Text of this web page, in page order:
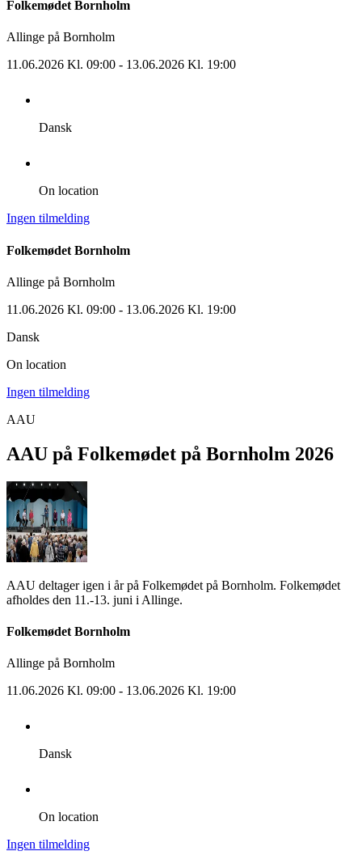
Folkemødet Bornholm
Allinge på Bornholm
11.06.2026 Kl. 09:00 - 13.06.2026 Kl. 19:00
Dansk
On location
Ingen tilmelding
Folkemødet Bornholm
Allinge på Bornholm
11.06.2026 Kl. 09:00 - 13.06.2026 Kl. 19:00
Dansk
On location
Ingen tilmelding
AAU
AAU på Folkemødet på Bornholm 2026
AAU deltager igen i år på Folkemødet på Bornholm. Folkemødet
afholdes den 11.-13. juni i Allinge.
Folkemødet Bornholm
Allinge på Bornholm
11.06.2026 Kl. 09:00 - 13.06.2026 Kl. 19:00
Dansk
On location
Ingen tilmelding